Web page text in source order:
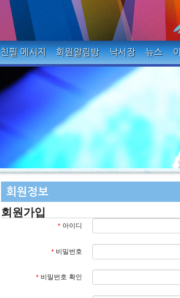
친필 메시지 회원알림방 낙서장 뉴스
회원정보
회원가입
* 아이디
* 비밀번호
* 비밀번호 확인